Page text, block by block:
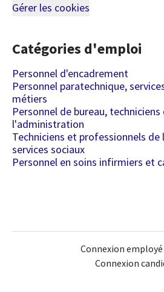
Gérer les cookies
Catégories d'emploi
Personnel d'encadrement
Personnel paratechnique,
métiers
Personnel de bureau,
l'administration
Techniciens et professionnels de
services sociaux
Personnel en soins infirmiers et
Connexion employé
Connexion